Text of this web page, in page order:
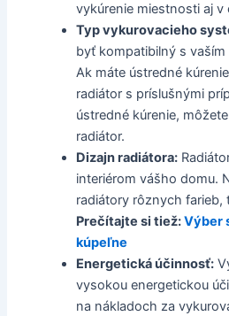
vykúrenie miestnosti aj
Typ vykurovacieho
byť kompatibilný s
Ak máte ústredné
radiátor s príslušnými
ústredné kúrenie,
radiátor.
Dizajn radiátora:
interiérom vášho domu.
radiátory rôznych farieb,
Prečítajte si tiež:Výber
kúpeľne
Energetická účinnosť:
vysokou energetickou
na nákladoch za